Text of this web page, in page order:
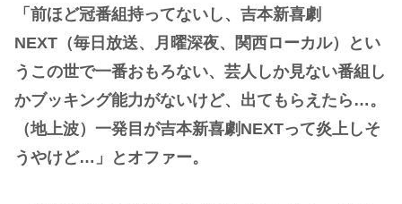
「前ほど冠番組持ってないし、吉本新喜劇
NEXT（毎日放送、月曜深夜、関西ローカル）とい
うこの世で一番おもろない、芸人しか見ない番組し
かブッキング能力がないけど、出てもらえたら…。
（地上波）一発目が吉本新喜劇NEXTって炎上しそ
うやけど…」とオファー。